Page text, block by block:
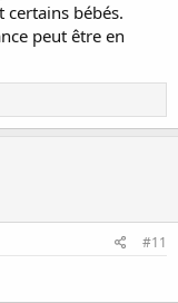
bébés.
peut être en
#11